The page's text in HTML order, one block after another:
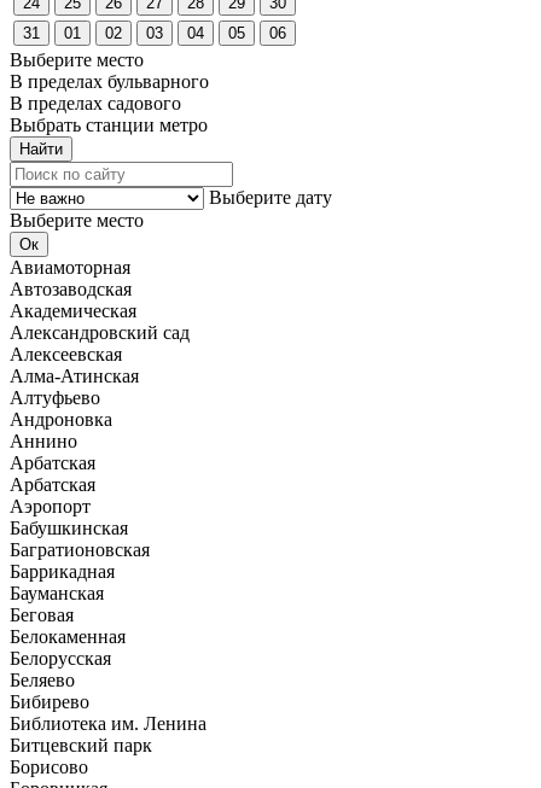
31
01 02 03 04 05 06
Выберите место
В пределах бульварного
В пределах садового
Выбрать станции метро
Выберите дату
Выберите место
Авиамоторная
Автозаводская
Академическая
Александровский сад
Алексеевская
Алма-Атинская
Алтуфьево
Андроновка
Аннино
Арбатская
Арбатская
Аэропорт
Бабушкинская
Багратионовская
Баррикадная
Бауманская
Беговая
Белокаменная
Белорусская
Беляево
Бибирево
Библиотека им. Ленина
Битцевский парк
Борисово